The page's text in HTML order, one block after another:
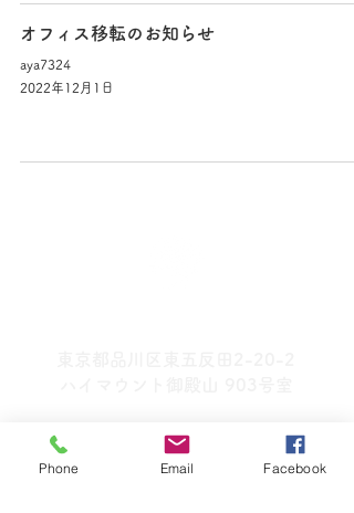
オフィス移転のお知らせ
aya7324
2022年12月1日
Phone Email Facebook